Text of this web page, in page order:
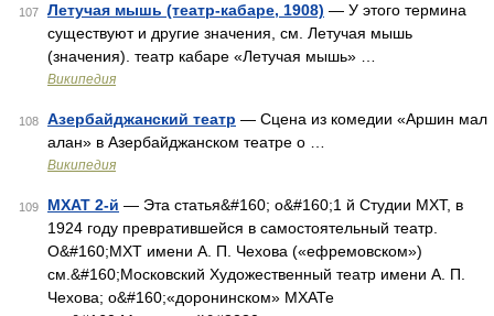
107 Летучая мышь (театр-кабаре, 1908) — У этого термина
существуют и другие значения, см. Летучая мышь
(значения). театр кабаре «Летучая мышь» …
Википедия
108 Азербайджанский театр — Сцена из комедии «Аршин мал
алан» в Азербайджанском театре о …
Википедия
109 МХАТ 2-й — Эта статья&#160; о&#160;1 й Студии МХТ, в
1924 году превратившейся в самостоятельный театр.
О&#160;МXT имени А. П. Чехова («ефремовском»)
см.&#160;Московский Художественный театр имени А. П.
Чехова; о&#160;«доронинском» МХАТе